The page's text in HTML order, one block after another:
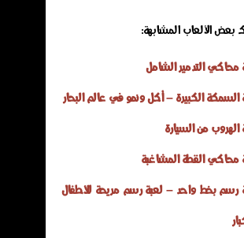
بعض الألعاب المشابهة:
محاكي التدمير الشامل
السمكة الكبيرة – أكل ونمو في عالم البحار
الهروب من السيارة
محاكي القطة المشاغبة
رسم بخط واحد – لعبة رسم مريحة للأطفال